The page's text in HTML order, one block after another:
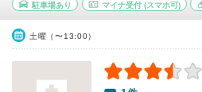
駐車場あり マイナ受付(スマホ可)
土曜（〜13:00）